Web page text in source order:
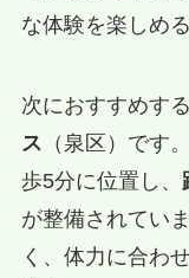
な体験を楽しめ
次におすすめする
ス （泉区）です
歩5分に位置し、
が整備されてい
く、体力に合わ